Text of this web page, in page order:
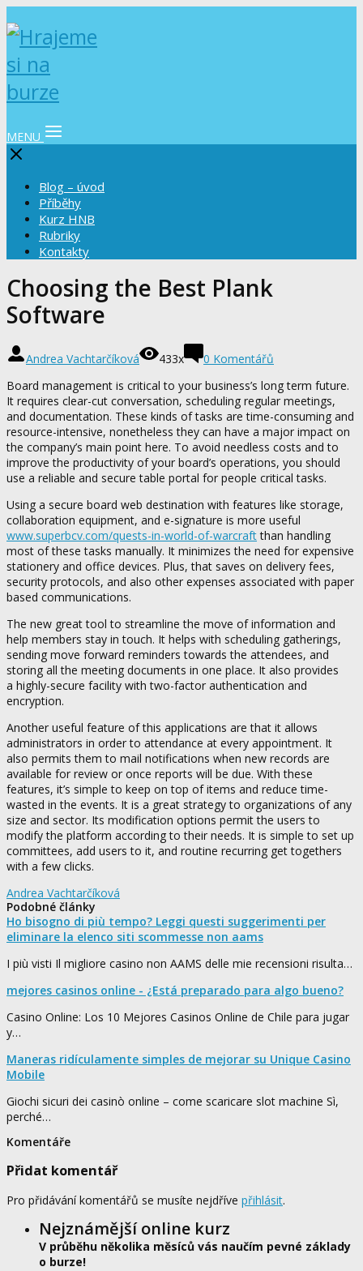
MENU
Blog – úvod
Příběhy
Kurz HNB
Rubriky
Kontakty
Choosing the Best Plank
Software
Andrea Vachtarčíková 433x
0 Komentářů
Board management is critical to your business’s long term future.
It requires clear-cut conversation, scheduling regular meetings,
and documentation. These kinds of tasks are time-consuming and
resource-intensive, nonetheless they can have a major impact on
the company’s main point here. To avoid needless costs and to
improve the productivity of your board’s operations, you should
use a reliable and secure table portal for people critical tasks.
Using a secure board web destination with features like storage,
collaboration equipment, and e-signature is more useful
www.superbcv.com/quests-in-world-of-warcraftthan handling
most of these tasks manually. It minimizes the need for expensive
stationery and office devices. Plus, that saves on delivery fees,
security protocols, and also other expenses associated with paper
based communications.
The new great tool to streamline the move of information and
help members stay in touch. It helps with scheduling gatherings,
sending move forward reminders towards the attendees, and
storing all the meeting documents in one place. It also provides
a highly-secure facility with two-factor authentication and
encryption.
Another useful feature of this applications are that it allows
administrators in order to attendance at every appointment. It
also permits them to mail notifications when new records are
available for review or once reports will be due. With these
features, it’s simple to keep on top of items and reduce time-
wasted in the events. It is a great strategy to organizations of any
size and sector. Its modification options permit the users to
modify the platform according to their needs. It is simple to set up
committees, add users to it, and routine recurring get togethers
with a few clicks.
Andrea Vachtarčíková
Podobné články
Ho bisogno di più tempo? Leggi questi suggerimenti per
eliminare la elenco siti scommesse non aams
I più visti Il migliore casino non AAMS delle mie recensioni risulta…
mejores casinos online - ¿Está preparado para algo bueno?
Casino Online: Los 10 Mejores Casinos Online de Chile para jugar
y…
Maneras ridículamente simples de mejorar su Unique Casino
Mobile
Giochi sicuri dei casinò online – come scaricare slot machine Sì,
perché…
Komentáře
Přidat komentář
Pro přidávání komentářů se musíte nejdříve přihlásit.
Nejznámější online kurz
V průběhu několika měsíců vás naučím pevné základy
o burze!